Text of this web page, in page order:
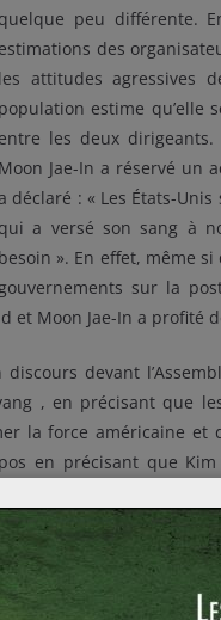
quelque peu différente.
estimations des
les attitudes agressives
population estime qu’elle
entre les deux
Moon Jae-In a réservé un
déclaré : « Les États-
qui a versé son sang à
besoin ». En effet, même
gouvernements sur la
et Moon Jae-In a profité
devant
, en précisant que
la force américaine et
en précisant que
dirigeant a su faire
ses ambitions